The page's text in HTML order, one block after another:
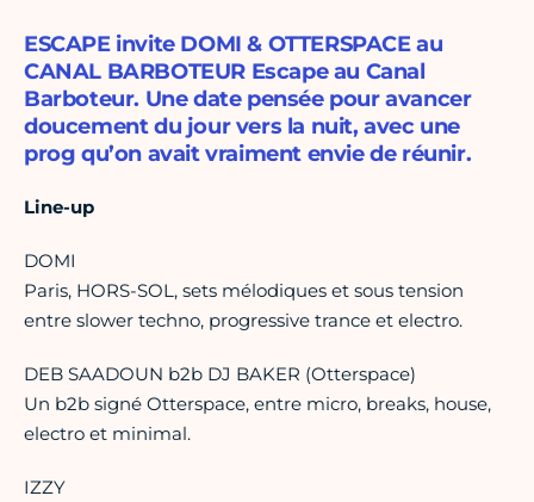
ESCAPE invite DOMI & OTTERSPACE au
CANAL BARBOTEUR Escape au Canal
Barboteur. Une date pensée pour avancer
doucement du jour vers la nuit, avec une
prog qu’on avait vraiment envie de réunir.
Line-up
DOMI
Paris, HORS-SOL, sets mélodiques et sous tension
entre slower techno, progressive trance et electro.
DEB SAADOUN b2b DJ BAKER (Otterspace)
Un b2b signé Otterspace, entre micro, breaks, house,
electro et minimal.
IZZY